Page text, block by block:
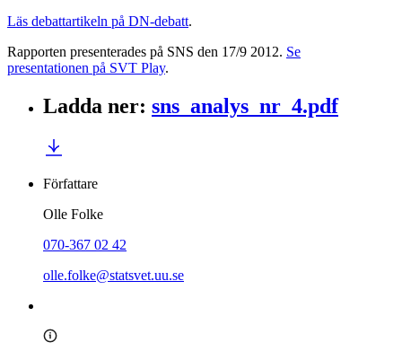
Läs debattartikeln på DN-debatt.
Rapporten presenterades på SNS den 17/9 2012. Se
presentationen på SVT Play.
Ladda ner: sns_analys_nr_4.pdf
Författare
Olle Folke
070-367 02 42
olle.folke@statsvet.uu.se